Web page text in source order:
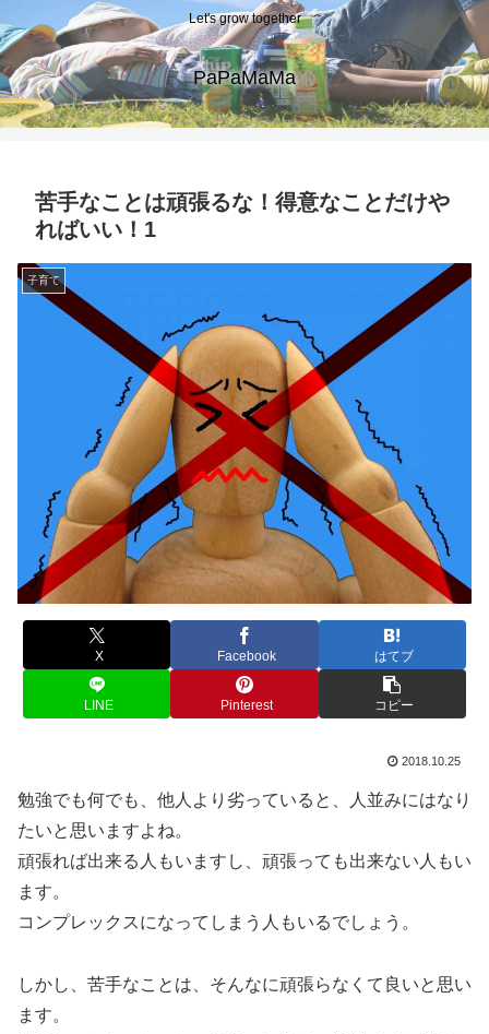
Let's grow together
PaPaMaMa
苦手なことは頑張るな！得意なことだけや
ればいい！1
子育て
X Facebook はてブ
LINE Pinterest コピー
2018.10.25
勉強でも何でも、他人より劣っていると、人並みにはなり
たいと思いますよね。
頑張れば出来る人もいますし、頑張っても出来ない人もい
ます。
コンプレックスになってしまう人もいるでしょう。
しかし、苦手なことは、そんなに頑張らなくて良いと思い
ます。